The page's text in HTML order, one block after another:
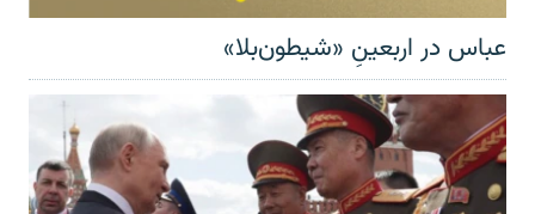
عباس در اربعینِ «شیطون‌بلا»